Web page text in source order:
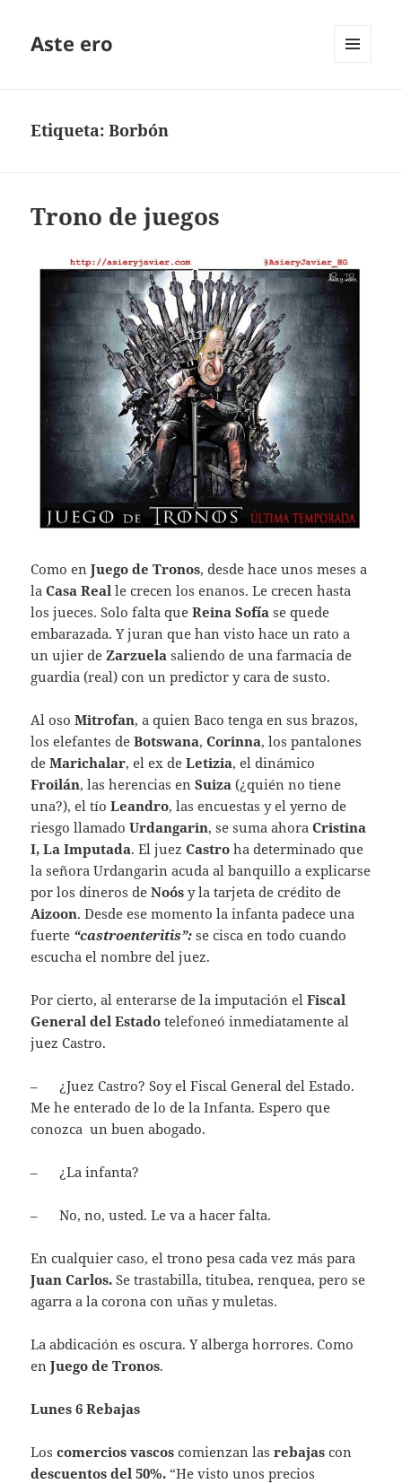
Aste ero
Etiqueta:Borbón
Trono de juegos
Como enJuego de Tronos, desde hace unos meses a
laCasa Real le crecen los enanos. Le crecen hasta
los jueces. Solo falta queReina Sofía se quede
embarazada. Y juran que han visto hace un rato a
un ujier de Zarzuela saliendo de una farmacia de
guardia (real) con un predictor y cara de susto.
Al osoMitrofan, a quien Baco tenga en sus brazos,
los elefantes deBotswana,Corinna, los pantalones
deMarichalar, el ex deLetizia, el dinámico
Froilán, las herencias enSuiza (¿quién no tiene
una?), el tíoLeandro, las encuestas y el yerno de
riesgo llamadoUrdangarin, se suma ahoraCristina
I, La Imputada. El juezCastro ha determinado que
la señora Urdangarin acuda al banquillo a explicarse
por los dineros de Noós y la tarjeta de crédito de
Aizoon. Desde ese momento la infanta padece una
fuerte “castroenteritis”: se cisca en todo cuando
escucha el nombre del juez.
Por cierto, al enterarse de la imputación elFiscal
General del Estado telefoneó inmediatamente al
juez Castro.
– ¿Juez Castro? Soy el Fiscal General del Estado.
Me he enterado de lo de la Infanta. Espero que
conozca un buen abogado.
– ¿La infanta?
– No, no, usted. Le va a hacer falta.
En cualquier caso, el trono pesa cada vez más para
Juan Carlos.Se trastabilla, titubea, renquea, pero se
agarra a la corona con uñas y muletas.
La abdicación es oscura. Y alberga horrores. Como
enJuego de Tronos.
Lunes 6 Rebajas
Loscomercios vascos comienzan lasrebajas con
descuentos del 50%. “He visto unos precios